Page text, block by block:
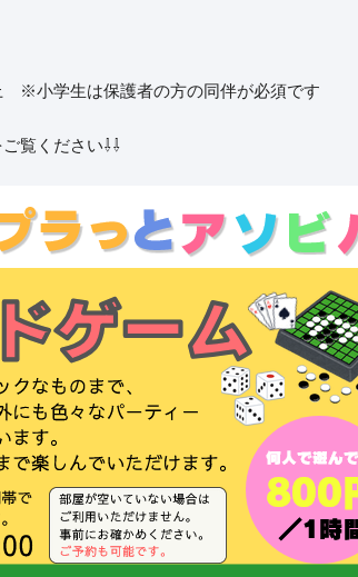
※小学生は保護者の方の同伴が必須です
覧ください⇩⇩